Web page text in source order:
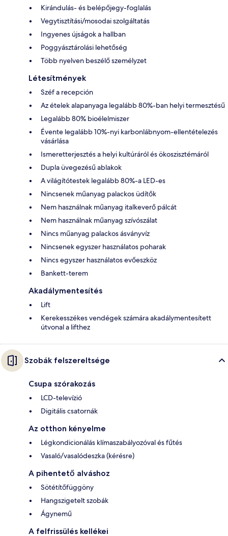
Kirándulás- és belépőjegy-foglalás
Vegytisztítási/mosodai szolgáltatás
Ingyenes újságok a hallban
Poggyásztárolási lehetőség
Több nyelven beszélő személyzet
Létesítmények
Széf a recepción
Az ételek alapanyaga legalább 80%-ban helyi termesztésű
Legalább 80% bioélelmiszer
Évente legalább 10%-nyi karbonlábnyom-ellentételezés
vásárlása
Ismeretterjesztés a helyi kultúráról és ökoszisztémáról
Dupla üvegezésű ablakok
A világítótestek legalább 80%-a LED-es
Nincsenek műanyag palackos üdítők
Nem használnak műanyag italkeverő pálcát
Nem használnak műanyag szívószálat
Nincs műanyag palackos ásványvíz
Nincsenek egyszer használatos poharak
Nincs egyszer használatos evőeszköz
Bankett-terem
Akadálymentesítés
Lift
Kerekesszékes vendégek számára akadálymentesített
útvonal a lifthez
Szobák felszereltsége
Csupa szórakozás
LCD-televízió
Digitális csatornák
Az otthon kényelme
Légkondicionálás klímaszabályozóval és fűtés
Vasaló/vasalódeszka (kérésre)
A pihentető alváshoz
Sötétítőfüggöny
Hangszigetelt szobák
Ágynemű
A felfrissülés kellékei